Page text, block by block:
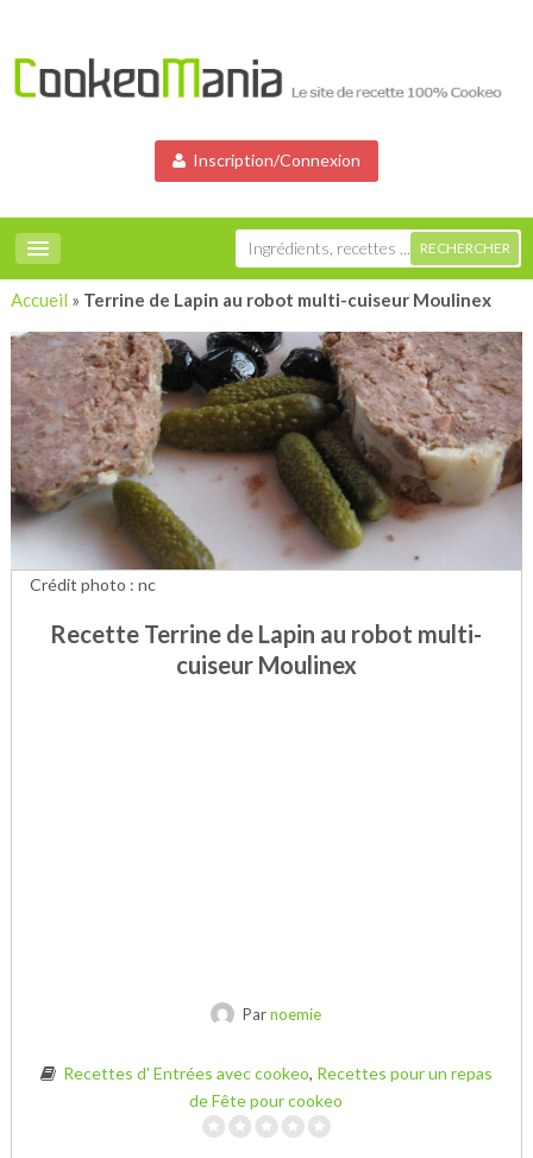
Inscription/Connexion
Accueil » Terrine de Lapin au robot multi-cuiseur Moulinex
Recette Terrine de Lapin au robot multi-
cuiseur Moulinex
Parnoemie
Recettes d' Entrées avec cookeo, Recettes pour un repas
de Fête pour cookeo
Crédit photo : nc